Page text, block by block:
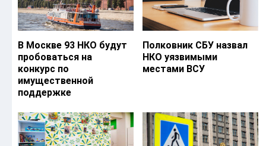
В Москве 93 НКО будут
пробоваться на
конкурс по
имущественной
поддержке
Полковник СБУ назвал
НКО уязвимыми
местами ВСУ